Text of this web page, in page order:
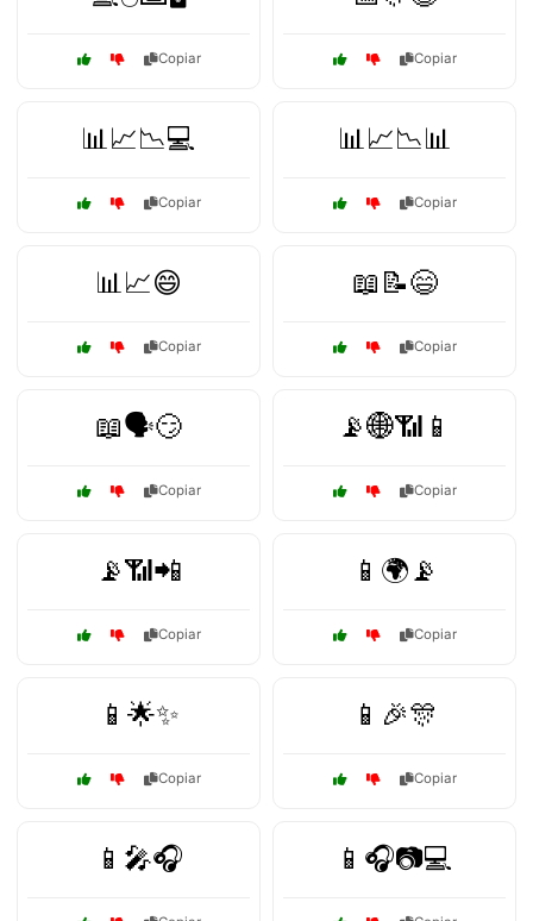
Copiar Copiar
📊📈📉💻
Copiar
📊📈📉📊
Copiar
📊📈😄
Copiar
📖📝😄
Copiar
📖🗣️😏
Copiar
📡🌐📶📱
Copiar
📡📶📲
Copiar
📱🌍📡
Copiar
📱🌟✨
Copiar
📱🎉🎊
Copiar
📱🎤🎧 📱🎧📷💻